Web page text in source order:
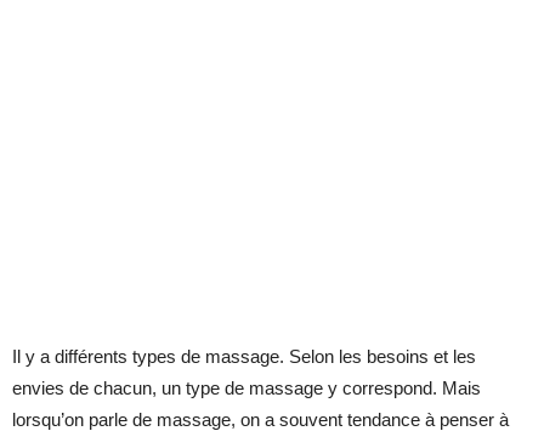
Il y a différents types de massage. Selon les besoins et les
envies de chacun, un type de massage y correspond. Mais
lorsqu’on parle de massage, on a souvent tendance à penser à